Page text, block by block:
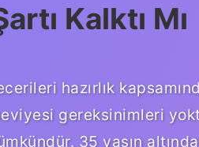
Kalktı Mı
hazırlık
gereksinimleri
35 yaşın